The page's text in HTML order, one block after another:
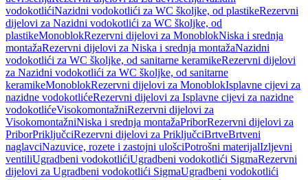
vodokotlićiNazidni vodokotlići za WC školjke, od plastikeRezervni
dijelovi za Nazidni vodokotlići za WC školjke, od
plastikeMonoblokRezervni dijelovi za MonoblokNiska i srednja
montažaRezervni dijelovi za Niska i srednja montažaNazidni
vodokotlići za WC školjke, od sanitarne keramikeRezervni dijelovi
za Nazidni vodokotlići za WC školjke, od sanitarne
keramikeMonoblokRezervni dijelovi za MonoblokIsplavne cijevi za
nazidne vodokotlićeRezervni dijelovi za Isplavne cijevi za nazidne
vodokotlićeVisokomontažniRezervni dijelovi za
VisokomontažniNiska i srednja montažaPriborRezervni dijelovi za
PriborPriključciRezervni dijelovi za PriključciBrtveBrtveni
naglavciNazuvice, rozete i zastojni ulošciPotrošni materijalIzljevni
ventiliUgradbeni vodokotlićiUgradbeni vodokotlići SigmaRezervni
dijelovi za Ugradbeni vodokotlići SigmaUgradbeni vodokotlići